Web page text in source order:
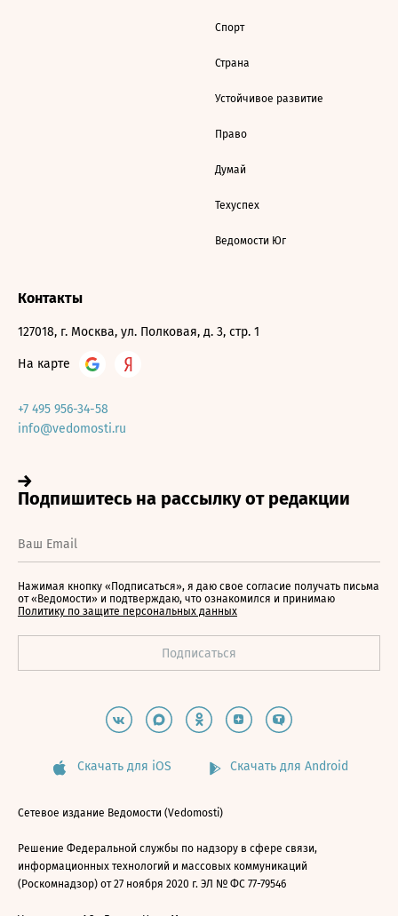
Спорт
Страна
Устойчивое развитие
Право
Думай
Техуспех
Ведомости Юг
Контакты
127018, г. Москва, ул. Полковая, д. 3, стр. 1
На карте
+7 495 956-34-58
info@vedomosti.ru
Нажимая кнопку «Подписаться», я даю свое согласие получать письма
от «Ведомости» и подтверждаю, что ознакомился и принимаю
Политику по защите персональных данных
Скачать для iOS Скачать для Android
Сетевое издание Ведомости (Vedomosti)
Решение Федеральной службы по надзору в сфере связи,
информационных технологий и массовых коммуникаций
(Роскомнадзор) от 27 ноября 2020 г. ЭЛ № ФС 77-79546